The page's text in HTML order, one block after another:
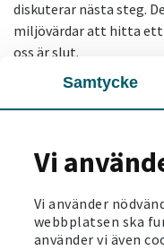
Samtycke
Vi
Vi använder
webbplatsen ska
använder vi även
diskuterar nästa steg.
miljövärdar att hitta
oss är slut.
Var ute i god tid
gärna stanna hos oss
hade en ledig tjänst
När ingen kollega